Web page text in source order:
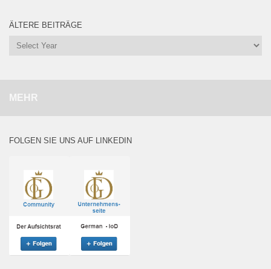
ÄLTERE BEITRÄGE
MEHR
FOLGEN SIE UNS AUF LINKEDIN